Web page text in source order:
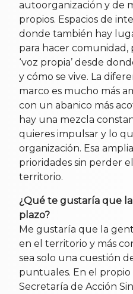
autoorganización y de
propios. Espacios de
donde también hay
para hacer comunidad,
‘voz propia’ desde
y cómo se vive. La
marco es mucho más
con un abanico más
hay una mezcla
quieres impulsar y lo
organización. Esa
prioridades sin perder
territorio.
¿Qué te gustaría que
plazo?
Me gustaría que la
en el territorio y más
sea solo una cuestión
puntuales. En el propio
Secretaría de Acción